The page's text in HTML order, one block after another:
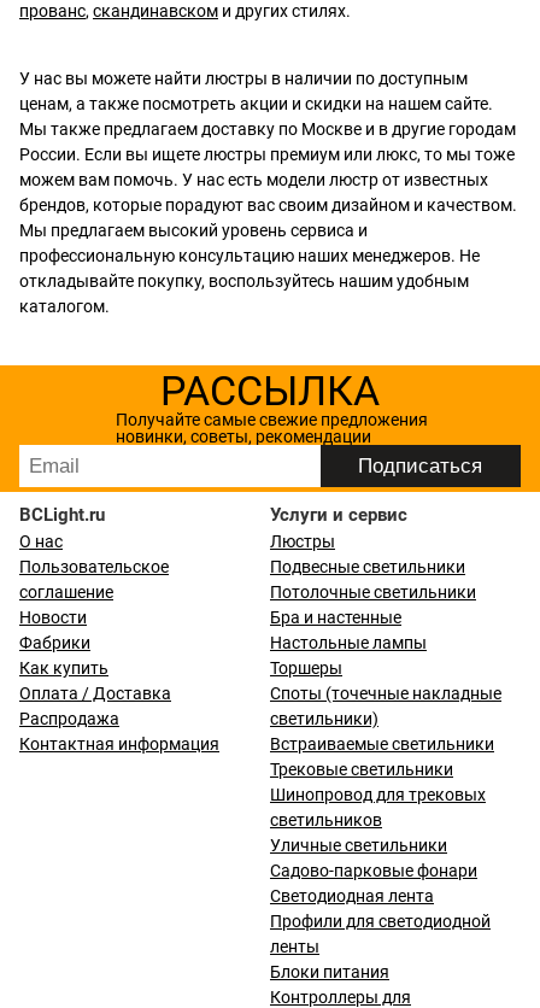
прованс, скандинавском и других стилях.
У нас вы можете найти люстры в наличии по доступным
ценам, а также посмотреть акции и скидки на нашем сайте.
Мы также предлагаем доставку по Москве и в другие городам
России. Если вы ищете люстры премиум или люкс, то мы тоже
можем вам помочь. У нас есть модели люстр от известных
брендов, которые порадуют вас своим дизайном и качеством.
Мы предлагаем высокий уровень сервиса и
профессиональную консультацию наших менеджеров. Не
откладывайте покупку, воспользуйтесь нашим удобным
каталогом.
РАССЫЛКА
Получайте самые свежие предложения
новинки, советы, рекомендации
BCLight.ru
О нас
Пользовательское
соглашение
Новости
Фабрики
Как купить
Оплата / Доставка
Распродажа
Контактная информация
Услуги и сервис
Люстры
Подвесные светильники
Потолочные светильники
Бра и настенные
Настольные лампы
Торшеры
Споты (точечные накладные
светильники)
Встраиваемые светильники
Трековые светильники
Шинопровод для трековых
светильников
Уличные светильники
Садово-парковые фонари
Светодиодная лента
Профили для светодиодной
ленты
Блоки питания
Контроллеры для